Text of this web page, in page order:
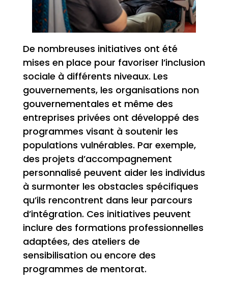
De nombreuses initiatives ont été
mises en place pour favoriser l’inclusion
sociale à différents niveaux. Les
gouvernements, les organisations non
gouvernementales et même des
entreprises privées ont développé des
programmes visant à soutenir les
populations vulnérables. Par exemple,
des projets d’accompagnement
personnalisé peuvent aider les individus
à surmonter les obstacles spécifiques
qu’ils rencontrent dans leur parcours
d’intégration. Ces initiatives peuvent
inclure des formations professionnelles
adaptées, des ateliers de
sensibilisation ou encore des
programmes de mentorat.